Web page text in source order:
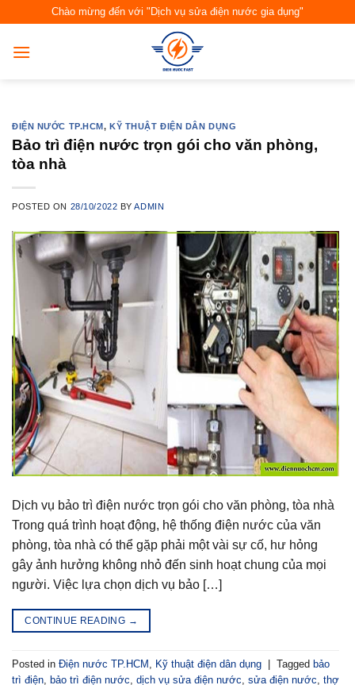
content
Chào mừng đến với "Dịch vụ sửa điện nước gia dụng"
ĐIỆN NƯỚC TP.HCM,KỸ THUẬT ĐIỆN DÂN DỤNG
Bảo trì điện nước trọn gói cho văn phòng,
tòa nhà
POSTED ON 28/10/2022 BYADMIN
Dịch vụ bảo trì điện nước trọn gói cho văn phòng, tòa nhà
Trong quá trình hoạt động, hệ thống điện nước của văn
phòng, tòa nhà có thể gặp phải một vài sự cố, hư hỏng
gây ảnh hưởng không nhỏ đến sinh hoạt chung của mọi
người. Việc lựa chọn dịch vụ bảo […]
CONTINUE READING →
Posted in Điện nước TP.HCM Kỹ thuật điện dân dụng | Tagged bảo
trì điện bảo trì điện nước dịch vụ sửa điện nước sửa điện nước thợ